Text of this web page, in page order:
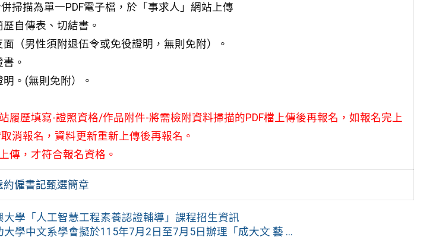
掃描為單一PDF電子檔，於「事求人」網站上傳
自傳表、切結書。
（男性須附退伍令或免役證明，無則免附）。
。
。(無則免附）。
履歷填寫-證照資格/作品附件-將需檢附資料掃描的PDF檔上傳後再報名，如報名完上
消報名，資料更新重新上傳後再報名。
傳，才符合報名資格。
約僱書記甄選簡章
大學「人工智慧工程素養認證輔導」課程招生資訊
大學中文系學會擬於115年7月2日至7月5日辦理「成大文 藝 ...